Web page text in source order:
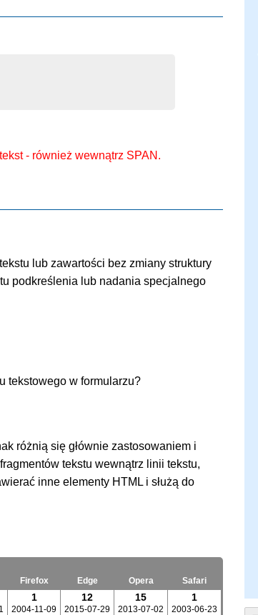
- również wewnątrz SPAN.
lub zawartości bez zmiany struktury
podkreślenia lub nadania specjalnego
tekstowego w formularzu?
różnią się głównie zastosowaniem i
tekstu wewnątrz linii tekstu,
inne elementy HTML i służą do
Firefox Edge Opera Safari
1
2004-11-09
12
2015-07-29
15
2013-07-02
1
2003-06-23